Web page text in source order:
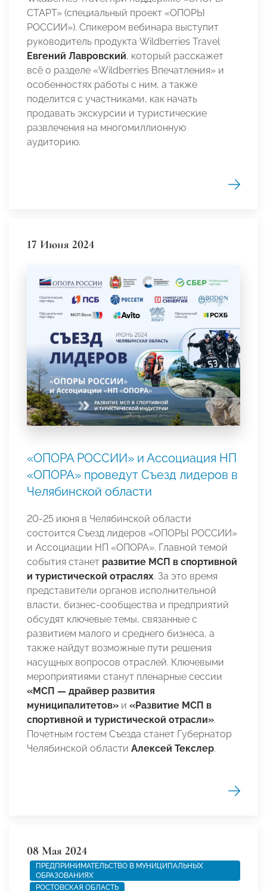
СТАРТ» (специальный проект «ОПОРЫ
РОССИИ»). Спикером вебинара выступит
руководитель продукта Wildberries Travel
Евгений Лавровский, который расскажет
всё о разделе «Wildberries Впечатления» и
особенностях работы с ним, а также
поделится с участниками, как начать
продавать экскурсии и туристические
развлечения на многомиллионную
аудиторию.
17 Июня 2024
«ОПОРА РОССИИ» и Ассоциация НП
«ОПОРА» проведут Съезд лидеров в
Челябинской области
20-25 июня в Челябинской области
состоится Съезд лидеров «ОПОРЫ РОССИИ»
и Ассоциации НП «ОПОРА». Главной темой
события станет развитие МСП в спортивной
и туристической отраслях. За это время
представители органов исполнительной
власти, бизнес-сообщества и предприятий
обсудят ключевые темы, связанные с
развитием малого и среднего бизнеса, а
также найдут возможные пути решения
насущных вопросов отраслей. Ключевыми
мероприятиями станут пленарные сессии
«МСП — драйвер развития
муниципалитетов» и «Развитие МСП в
спортивной и туристической отрасли».
Почетным гостем Съезда станет Губернатор
Челябинской области Алексей Текслер.
08 Мая 2024
ПРЕДПРИНИМАТЕЛЬСТВО В МУНИЦИПАЛЬНЫХ
ОБРАЗОВАНИЯХ
РОСТОВСКАЯ ОБЛАСТЬ